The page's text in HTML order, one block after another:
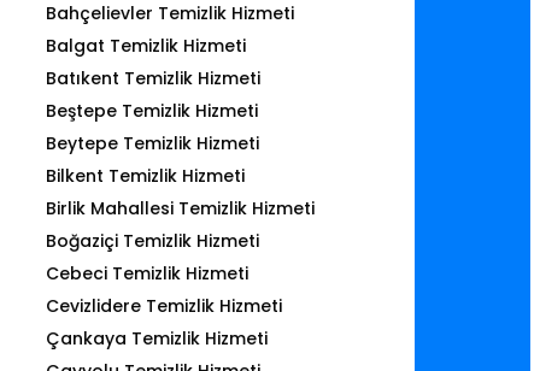
Bahçelievler Temizlik Hizmeti
Balgat Temizlik Hizmeti
Batıkent Temizlik Hizmeti
Beştepe Temizlik Hizmeti
Beytepe Temizlik Hizmeti
Bilkent Temizlik Hizmeti
Birlik Mahallesi Temizlik Hizmeti
Boğaziçi Temizlik Hizmeti
Cebeci Temizlik Hizmeti
Cevizlidere Temizlik Hizmeti
Çankaya Temizlik Hizmeti